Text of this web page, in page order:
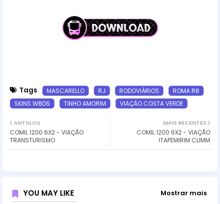
Tags MASCARELLO RJ RODOVIÁRIOS
ROMA R8
SKINS WBDS
TINHO AMORIM VIAÇÃO COSTA VERDE
MAIS RECENTES
COMIL 1200 6X2 - VIAÇÃO
ITAPEMIRIM CLIMM
ANTIGOS
COMIL 1200 6X2 - VIAÇÃO
TRANSTURISMO
YOU MAY LIKE Mostrar mais